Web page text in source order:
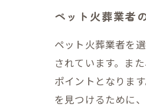
ペット火葬業者
ペット火葬業者を
されています。ま
ポイントとなりま
を見つけるために